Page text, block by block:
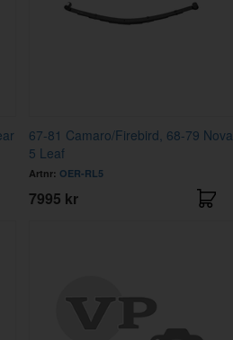
67-81 Camaro/Firebird, 68-79 Nova
5 Leaf
Artnr: OER-RL5
7995 kr